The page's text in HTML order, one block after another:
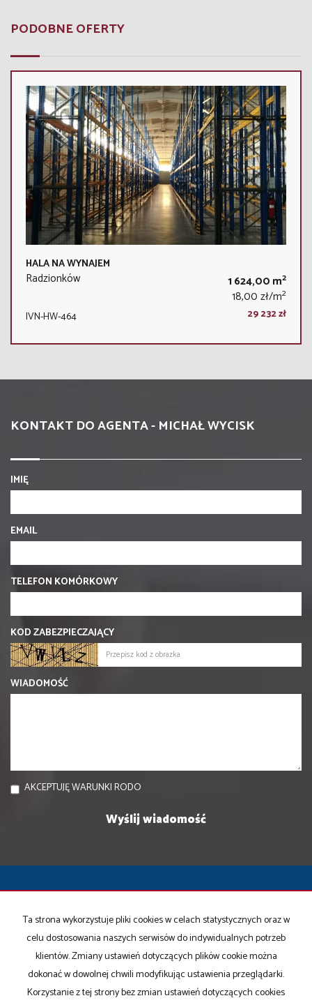
PODOBNE OFERTY
HALA NA WYNAJEM
Radzionków 1 624,00 m2
18,00 zł/m2
IVN-HW-464 29 232 zł
KONTAKT DO AGENTA - MICHAŁ WYCISK
IMIĘ
EMAIL
TELEFON KOMÓRKOWY
KOD ZABEZPIECZAJĄCY
WIADOMOŚĆ
AKCEPTUJĘ WARUNKI RODO
ul. Białobrzeska 45, 41-409 Mysłowice
+48 695400408
biuro@investcare.pl
Mieszkania na wynajem
Domyna wynajem
Ta strona wykorzystuje pliki cookies w celach statystycznych oraz w
celu dostosowania naszych serwisów do indywidualnych potrzeb
klientów. Zmiany ustawień dotyczących plików cookie można
dokonać w dowolnej chwili modyfikując ustawienia przeglądarki.
Korzystanie z tej strony bez zmian ustawień dotyczących cookies